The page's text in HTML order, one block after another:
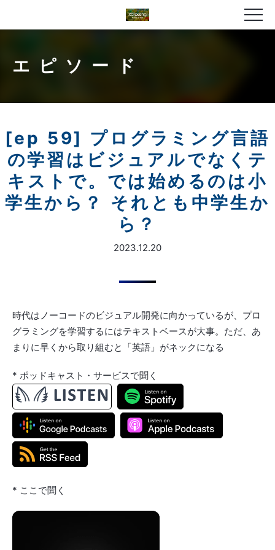
エピソード
[ep 59] プログラミング言語
の学習はビジュアルでなくテ
キストで。では始めるのは小
学生から？ それとも中学生か
ら？
2023.12.20
時代はノーコードのビジュアル開発に向かっているが、プロ
グラミングを学習するにはテキストベースが大事。ただ、あ
まりに早くから取り組むと「英語」がネックになる
* ポッドキャスト・サービスで聞く
* ここで聞く